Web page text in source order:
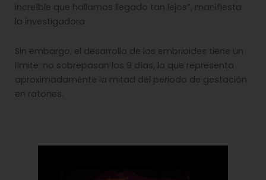
increíble que hallamos llegado tan lejos”, manifiesta
la investigadora.
Sin embargo, el desarrollo de los embrioides tiene un
límite: no sobrepasan los 9 días, lo que representa
aproximadamente la mitad del periodo de gestación
en ratones.